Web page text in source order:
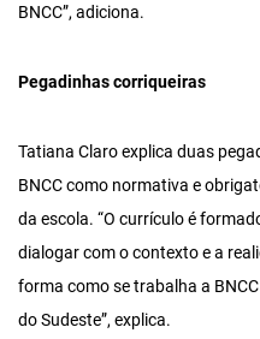
BNCC”, adiciona.
Pegadinhas corriqueiras
Tatiana Claro explica duas
BNCC como normativa e
da escola. “O currículo é
dialogar com o contexto e a
forma como se trabalha a
do Sudeste”, explica.